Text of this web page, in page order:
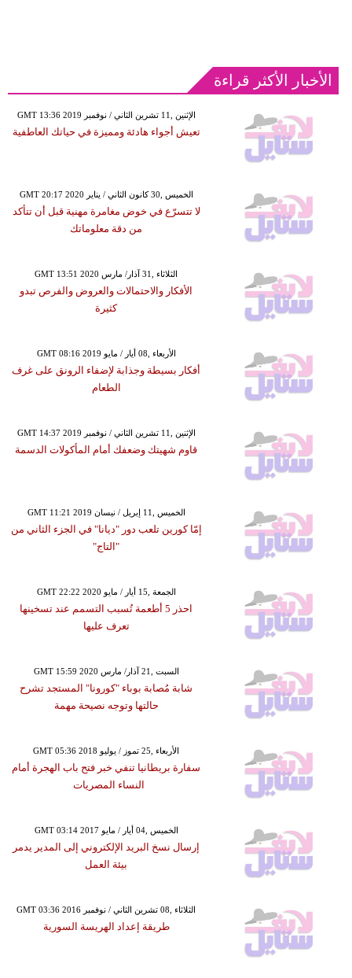
الأخبار الأكثر قراءة
GMT 13:36 2019 الإثنين ,11 تشرين الثاني / نوفمبر
تعيش أجواء هادئة ومميزة في حياتك العاطفية
GMT 20:17 2020 الخميس ,30 كانون الثاني / يناير
لا تتسرّع في خوض مغامرة مهنية قبل أن تتأكد
من دقة معلوماتك
GMT 13:51 2020 الثلاثاء ,31 آذار/ مارس
الأفكار والاحتمالات والعروض والفرص تبدو
كثيرة
GMT 08:16 2019 الأربعاء ,08 أيار / مايو
أفكار بسيطة وجذابة لإضفاء الرونق على غرف
الطعام
GMT 14:37 2019 الإثنين ,11 تشرين الثاني / نوفمبر
قاوم شهيتك وضعفك أمام المأكولات الدسمة
GMT 11:21 2019 الخميس ,11 إبريل / نيسان
إمّا كورين تلعب دور "ديانا" في الجزء الثاني من
"التاج"
GMT 22:22 2020 الجمعة ,15 أيار / مايو
احذر 5 أطعمة تُسبب التسمم عند تسخينها
تعرف عليها
GMT 15:59 2020 السبت ,21 آذار/ مارس
شابة مُصابة بوباء "كورونا" المستجد تشرح
حالتها وتوجه نصيحة مهمة
GMT 05:36 2018 الأربعاء ,25 تموز / يوليو
سفارة بريطانيا تنفي خبر فتح باب الهجرة أمام
النساء المصريات
GMT 03:14 2017 الخميس ,04 أيار / مايو
إرسال نسخ البريد الإلكتروني إلى المدير يدمر
بيئة العمل
GMT 03:36 2016 الثلاثاء ,08 تشرين الثاني / نوفمبر
طريقة إعداد الهريسة السورية